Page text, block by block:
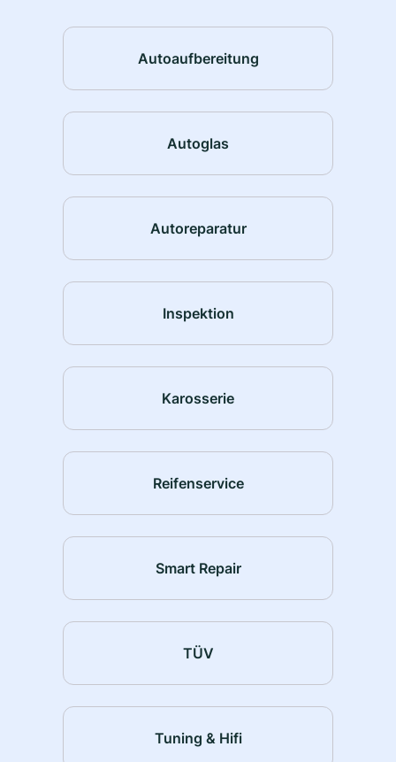
Autoaufbereitung
Autoglas
Autoreparatur
Inspektion
Karosserie
Reifenservice
Smart Repair
TÜV
Tuning & Hifi